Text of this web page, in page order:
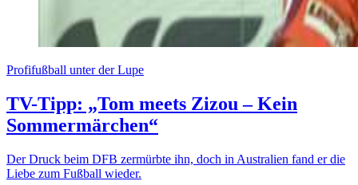
Profifußball unter der Lupe
TV-Tipp: „Tom meets Zizou – Kein
Sommermärchen“
Der Druck beim DFB zermürbte ihn, doch in Australien fand er die
Liebe zum Fußball wieder.